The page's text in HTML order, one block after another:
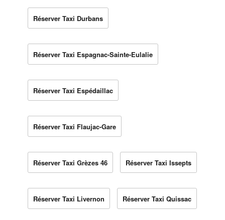
Réserver Taxi Durbans
Réserver Taxi Espagnac-Sainte-Eulalie
Réserver Taxi Espédaillac
Réserver Taxi Flaujac-Gare
Réserver Taxi Grèzes 46 Réserver Taxi Issepts
Réserver Taxi Livernon Réserver Taxi Quissac